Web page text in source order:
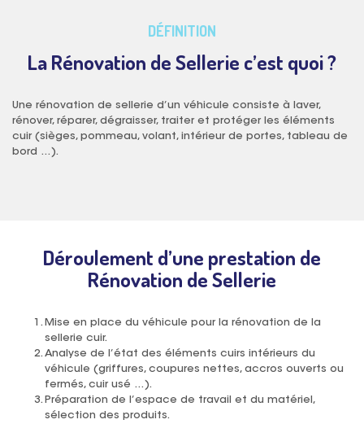
DÉFINITION
La Rénovation de Sellerie c’est quoi ?
Une rénovation de sellerie d’un véhicule consiste à laver,
rénover, réparer, dégraisser, traiter et protéger les éléments
cuir (sièges, pommeau, volant, intérieur de portes, tableau de
bord …).
Déroulement d’une prestation de
Rénovation de Sellerie
Mise en place du véhicule pour la rénovation de la
sellerie cuir.
Analyse de l’état des éléments cuirs intérieurs du
véhicule (griffures, coupures nettes, accros ouverts ou
fermés, cuir usé …).
Préparation de l’espace de travail et du matériel,
sélection des produits.